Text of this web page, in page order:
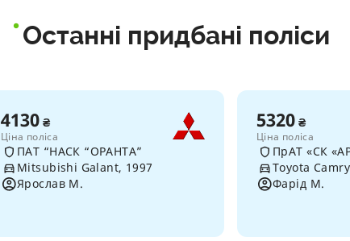
Останні придбані поліси
4130 ₴
Ціна поліса
ПАТ “НАСК “ОРАНТА”
Mitsubishi Galant, 1997
Ярослав М.
5320 ₴
Ціна поліса
ПрАТ «СК
Toyota
Фарід М.